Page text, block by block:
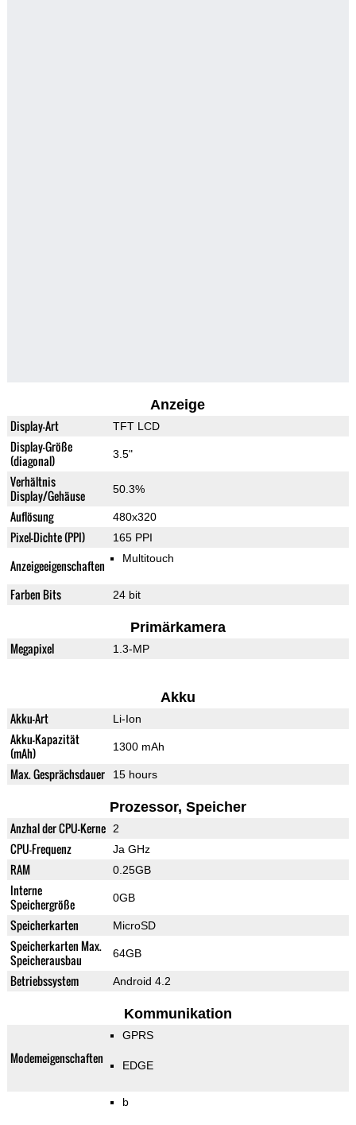
Anzeige
Display-Art TFT LCD
Display-Größe
(diagonal)
3.5"
Verhältnis
Display/Gehäuse
50.3%
Auflösung 480x320
Pixel-Dichte (PPI) 165 PPI
Anzeigeeigenschaften Multitouch
Farben Bits 24 bit
Primärkamera
Megapixel 1.3-MP
Akku
Akku-Art Li-Ion
Akku-Kapazität
(mAh)
1300 mAh
Max. Gesprächsdauer 15 hours
Prozessor, Speicher
Anzhal der CPU-Kerne 2
CPU-Frequenz Ja GHz
RAM 0.25GB
Interne
Speichergröße
0GB
Speicherkarten MicroSD
Speicherkarten Max.
Speicherausbau
64GB
Betriebssystem Android 4.2
Kommunikation
Modemeigenschaften
GPRS
EDGE
b